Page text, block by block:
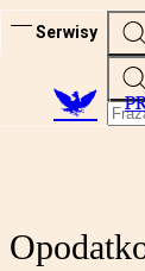
Serwisy